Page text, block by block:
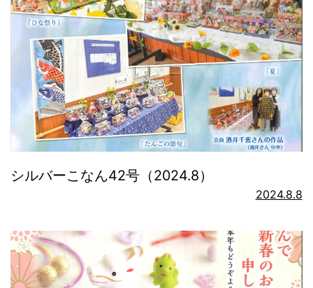
シルバーこなん42号（2024.8）
2024.8.8